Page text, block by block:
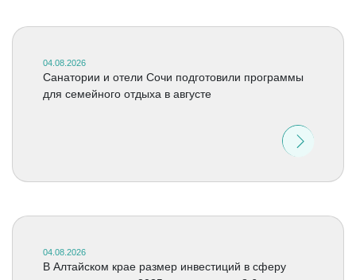
04.08.2026
Санатории и отели Сочи подготовили программы
для семейного отдыха в августе
04.08.2026
В Алтайском крае размер инвестиций в сферу